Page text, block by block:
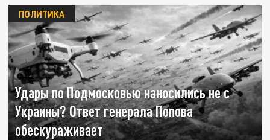
Удары по Подмосковью наносились не с
Украины? Ответ генерала Попова
обескураживает
ПОЛИТИКА